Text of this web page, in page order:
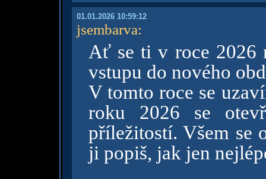
01.01.2026 10:59:12
jsembarva:
Ať se ti v roce 2026
vstupu do nového
V tomto roce se
roku 2026 se
příležitostí. Všem se
ji popiš, jak jen